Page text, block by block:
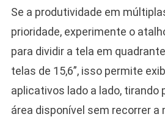
Se a produtividade em
prioridade, experimente o
para dividir a tela em
telas de 15,6”, isso permite
aplicativos lado a lado, tirando
área disponível sem recorrer